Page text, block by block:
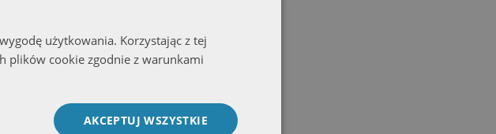
użytkowania. Korzystając z tej
plików cookie zgodnie z warunkami
AKCEPTUJ WSZYSTKIE